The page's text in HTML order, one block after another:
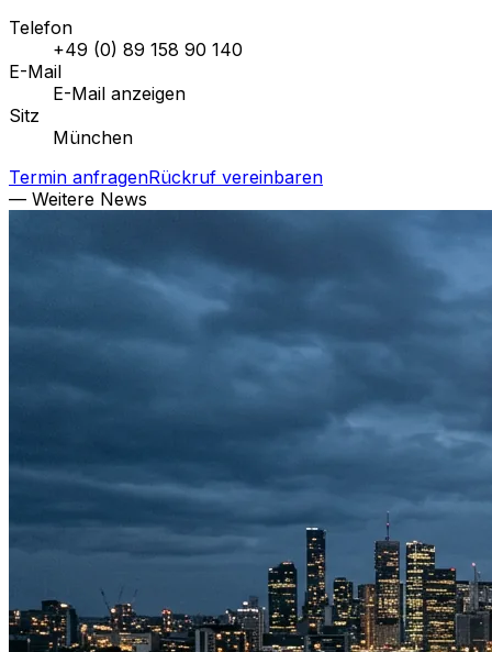
Telefon
+49 (0) 89 158 90 140
E-Mail
E-Mail anzeigen
Sitz
München
Termin anfragenRückruf vereinbaren
— Weitere News